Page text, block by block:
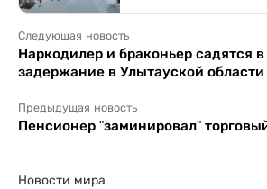
Следующая новость
Наркодилер и браконьер садятся
задержание в Улытауской области
Предыдущая новость
Пенсионер "заминировал"
Новости мира